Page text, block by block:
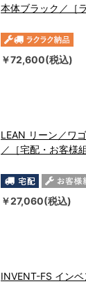
本体ブラック／［
￥72,600(税込)
LEAN リーン／ワ
／［宅配・お客様組
￥27,060(税込)
INVENT-FS イン